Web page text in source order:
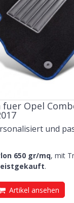
fuer Opel
und
650 gr/mq, mit
.
Artikel ansehen